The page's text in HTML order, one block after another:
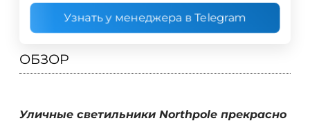
Узнать у менеджера в Telegram
ОБЗОР
Уличные светильники Northpole прекрасно